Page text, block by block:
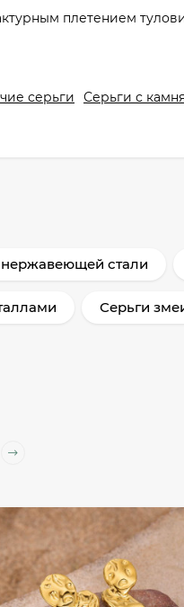
плетением
серьги Серьги с
нержавеющей стали
Серьги